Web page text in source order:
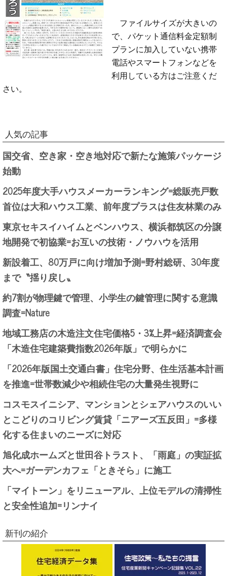
ファイルサイズが大きいの
で、パケット通信料金定額制
プランに加入していない携帯
電話やスマートフォンなどを
利用している方はご注意くだ
さい。
人気の記事
国交省、空き家・空き地対応で新たな施策パッケージ
始動
2025年度大手ハウスメーカーランキング=総販売戸数
首位は大和ハウス工業、前年度プラスは住友林業のみ
東京セキスイハイムとベンハウス、横浜都筑区の分譲
地開発で初協業=お互いの技術・ノウハウを活用
新設着工、80万戸に向け増加予測=野村総研、30年度
まで〝揺り戻し〟
約7割が物理鍵で管理、小学生の鍵管理に関する意識
調査=Nature
地域工務店の木造注文住宅価格5・3%上昇=経済調査会
「木造住宅建築費指数2026年版」で明らかに
「2026年版国土交通白書」住宅分野、住生活基本計画
を推進=世帯数減少や相続住宅の大量発生視野に
コスモスイニシア、マンションとシェアハウスのいい
とこどりのコリビング賃貸「ニアーズ五反田」=多様
化する住まいのニーズに対応
旭化成ホームズと世田谷トラスト、「雨庭」の実証拡
大へ=ガーデンカフェ「ときそら」に施工
「マイトーン」をリニューアル、上位モデルの清掃性
と安全性追加=リンナイ
新刊の紹介